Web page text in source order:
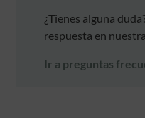
¿Tienes alguna
respuesta en
Ir a preguntas